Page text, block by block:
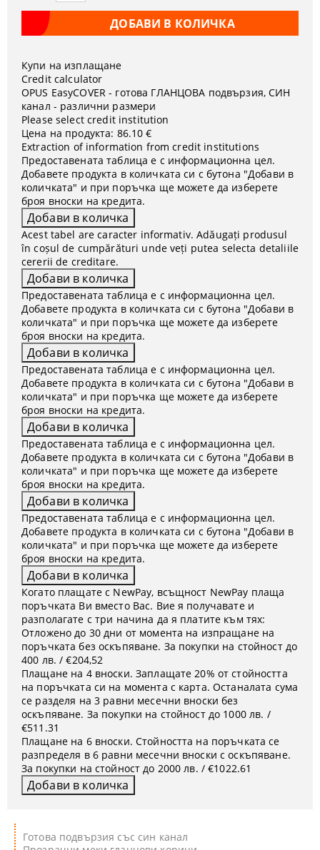
Готова подвързия със син канал
Купи на изплащане
Credit calculator
OPUS EasyCOVER - готова ГЛАНЦОВА подвързия, СИН
канал - различни размери
Please select credit institution
Цена на продукта: 86.10 €
Extraction of information from credit institutions
Предоставената таблица е с информационна цел.
Добавете продукта в количката си с бутона "Добави в
количката" и при поръчка ще можете да изберете
броя вноски на кредита.
Acest tabel are caracter informativ. Adăugați produsul
în coșul de cumpărături unde veți putea selecta detaliile
cererii de creditare.
Предоставената таблица е с информационна цел.
Добавете продукта в количката си с бутона "Добави в
количката" и при поръчка ще можете да изберете
броя вноски на кредита.
Предоставената таблица е с информационна цел.
Добавете продукта в количката си с бутона "Добави в
количката" и при поръчка ще можете да изберете
броя вноски на кредита.
Предоставената таблица е с информационна цел.
Добавете продукта в количката си с бутона "Добави в
количката" и при поръчка ще можете да изберете
броя вноски на кредита.
Предоставената таблица е с информационна цел.
Добавете продукта в количката си с бутона "Добави в
количката" и при поръчка ще можете да изберете
броя вноски на кредита.
Когато плащате с NewPay, всъщност NewPay плаща
поръчката Ви вместо Вас. Вие я получавате и
разполагате с три начина да я платите към тях:
Отложено до 30 дни от момента на изпращане на
поръчката без оскъпяване. За покупки на стойност до
400 лв. / €204,52
Плащане на 4 вноски. Заплащате 20% от стойността
на поръчката си на момента с карта. Останалата сума
се разделя на 3 равни месечни вноски без
оскъпяване. За покупки на стойност до 1000 лв. /
€511.31
Плащане на 6 вноски. Стойността на поръчката се
разпределя в 6 равни месечни вноски с оскъпяване.
За покупки на стойност до 2000 лв. / €1022.61